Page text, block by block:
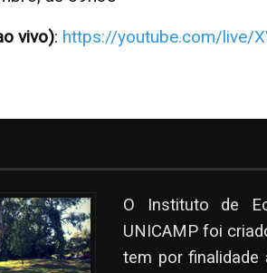
vivo): https://youtube.com/live/
O Instituto de
UNICAMP foi
tem por finalidade